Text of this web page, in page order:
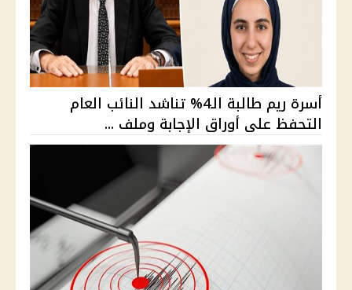
أسرة ريم طالبة الـ4% تناشد النائب العام
التحفظ على أوراق الإجابة وملف ...